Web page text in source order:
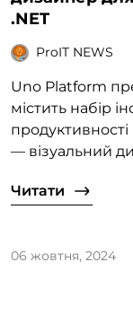
.NET
ProIT NEWS
Uno Platform
містить набір
— візуальний
Читати
06 жовтня, 2024